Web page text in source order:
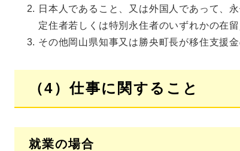
日本人であること、又は外国人であって、
定住者若しくは特別永住者のいずれかの在留
その他岡山県知事又は勝央町長が移住支援
（4）仕事に関すること
就業の場合